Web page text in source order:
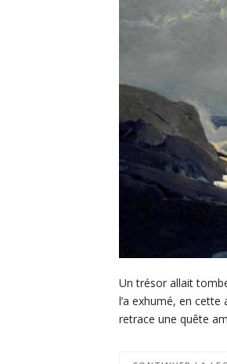
Un trésor allait
l’a exhumé, en
retrace une quête